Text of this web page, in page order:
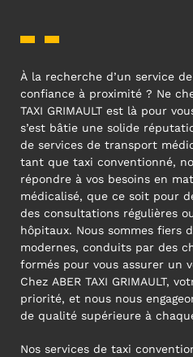
À la recherche d’un service
confiance à proximité ? Ne
TAXI GRIMAULT est là pour
s’est bâtie une solide
de services de transport
tant que taxi conventionné,
répondre à vos besoins en
médicalisé, que ce soit pour
des consultations régulières
hôpitaux. Nous sommes fiers
modernes, conduits par des
formés pour vous assurer un
Chez ABER TAXI GRIMAULT,
priorité, et nous nous
de qualité supérieure à
Nos services de taxi